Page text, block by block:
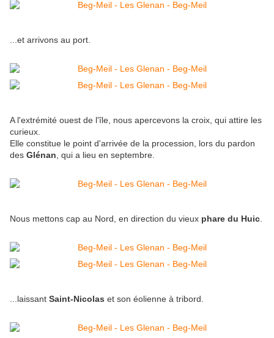
...et arrivons au port.
A l'extrémité ouest de l'île, nous apercevons la croix, qui attire les
curieux.
Elle constitue le point d'arrivée de la procession, lors du pardon
des Glénan , qui a lieu en septembre.
Nous mettons cap au Nord, en direction du vieux phare du Huic
...laissant Saint-Nicolas et son éolienne à tribord.